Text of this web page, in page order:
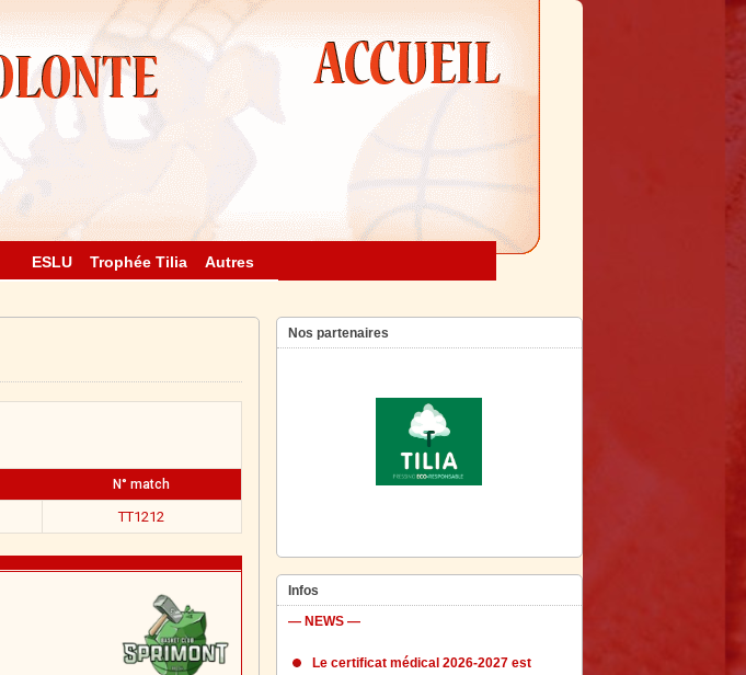
ESLU Trophée Tilia Autres
N° match
TT1212
Nos partenaires
Infos
— NEWS —
Le certificat médical 2026-2027 est